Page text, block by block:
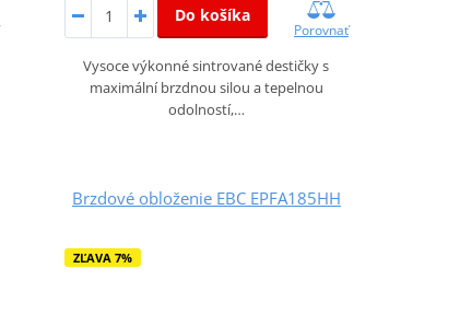
Do košíka
Porovnať
Vysoce výkonné sintrované destičky s
maximální brzdnou silou a tepelnou
odolností,…
Brzdové obloženie EBC EPFA185HH
ZĽAVA 7%